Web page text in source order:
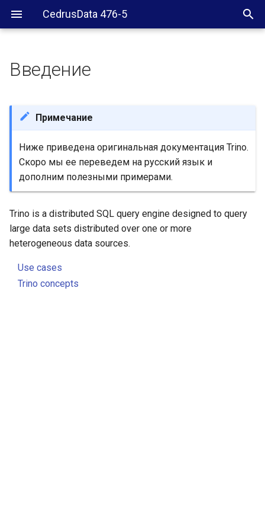
CedrusData 476-5
Введение
Примечание
Ниже приведена оригинальная документация Trino.
Скоро мы ее переведем на русский язык и
дополним полезными примерами.
Trino is a distributed SQL query engine designed to query
large data sets distributed over one or more
heterogeneous data sources.
Use cases
Trino concepts